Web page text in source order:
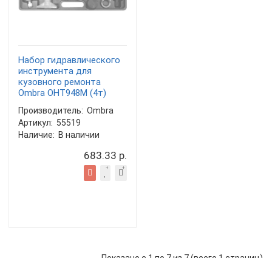
Набор гидравлического
инструмента для
кузовного ремонта
Ombra OHT948M (4т)
Производитель: Ombra
Артикул: 55519
Наличие: В наличии
683.33 р.